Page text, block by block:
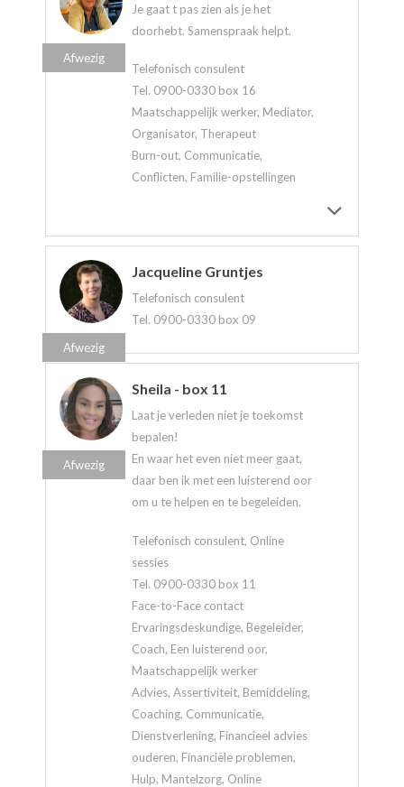
Je gaat t pas zien als je het
doorhebt. Samenspraak helpt.
Telefonisch consulent
Tel. 0900-0330 box 16
Maatschappelijk werker, Mediator,
Organisator, Therapeut
Burn-out, Communicatie,
Conflicten, Familie-opstellingen
Afwezig
Jacqueline Gruntjes
Telefonisch consulent
Tel. 0900-0330 box 09
Afwezig
Sheila - box 11
Laat je verleden niet je toekomst
bepalen!
En waar het even niet meer gaat,
daar ben ik met een luisterend oor
om u te helpen en te begeleiden.
Telefonisch consulent, Online
sessies
Tel. 0900-0330 box 11
Face-to-Face contact
Ervaringsdeskundige, Begeleider,
Coach, Een luisterend oor,
Maatschappelijk werker
Advies, Assertiviteit, Bemiddeling,
Coaching, Communicatie,
Dienstverlening, Financieel advies
ouderen, Financiële problemen,
Hulp, Mantelzorg, Online
Afwezig